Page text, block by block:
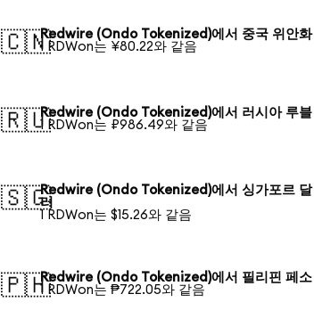
🇨🇳Redwire (Ondo Tokenized)에서 중국 위안화
1 RDWon는 ¥80.22와 같음
🇷🇺Redwire (Ondo Tokenized)에서 러시아 루블
1 RDWon는 ₽986.49와 같음
🇸🇬Redwire (Ondo Tokenized)에서 싱가포르 달
러
1 RDWon는 $15.26와 같음
🇵🇭Redwire (Ondo Tokenized)에서 필리핀 페소
1 RDWon는 ₱722.05와 같음